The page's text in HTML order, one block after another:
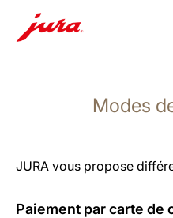
recherche
Modes
JURA vous propose
Paiement par carte de